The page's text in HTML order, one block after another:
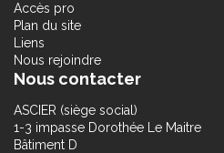
Accès pro
Plan du site
Liens
Nous rejoindre
Nous contacter
ASCIER (siège social)
1-3 impasse Dorothée Le Maitre
Bâtiment D